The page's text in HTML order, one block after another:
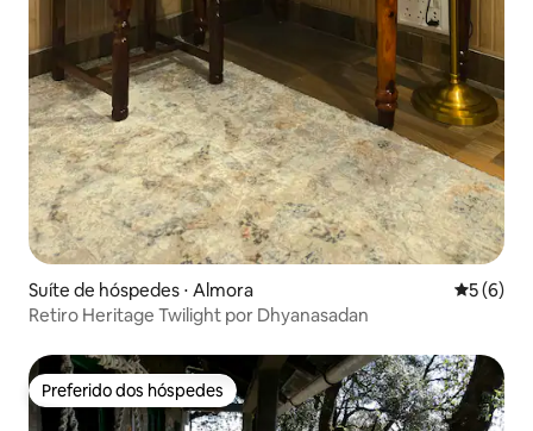
Suíte de hóspedes ⋅ Almora 5 de
5 (6)
Retiro Heritage Twilight por Dhyanasadan
Preferido dos hóspedes
Preferido dos hóspedes